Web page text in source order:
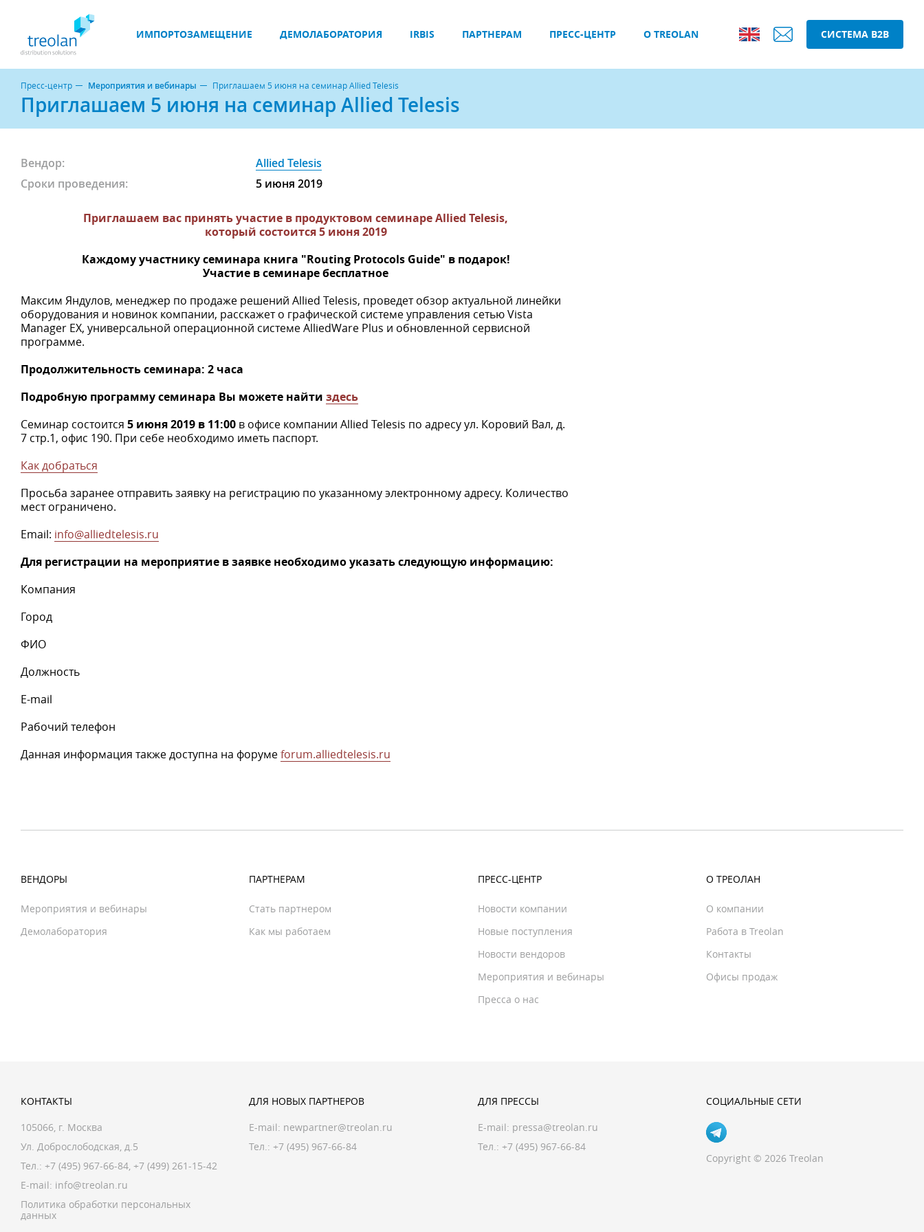
ИМПОРТОЗАМЕЩЕНИЕ ДЕМОЛАБОРАТОРИЯ IRBIS ПАРТНЕРАМ ПРЕСС-ЦЕНТР О TREOLAN СИСТЕМА B2B
Пресс-центр Мероприятия и вебинары Приглашаем 5 июня на семинар Allied Telesis
Приглашаем 5 июня на семинар Allied Telesis
Вендор:
Allied Telesis
Сроки проведения:
5 июня 2019
Приглашаем вас принять участие в продуктовом семинаре Allied Telesis,
который состоится 5 июня 2019
Каждому участнику семинара книга "Routing Protocols Guide" в подарок!
Участие в семинаре бесплатное
Максим Яндулов, менеджер по продаже решений Allied Telesis, проведет обзор актуальной линейки
оборудования и новинок компании, расскажет о графической системе управления сетью Vista
Manager EX, универсальной операционной системе AlliedWare Plus и обновленной сервисной
программе.
Продолжительность семинара: 2 часа
Подробную программу семинара Вы можете найти здесь
Семинар состоится 5 июня 2019 в 11:00 в офисе компании Allied Telesis по адресу ул. Коровий Вал, д.
7 стр.1, офис 190. При себе необходимо иметь паспорт.
Как добраться
Просьба заранее отправить заявку на регистрацию по указанному электронному адресу. Количество
мест ограничено.
Email: info@alliedtelesis.ru
Для регистрации на мероприятие в заявке необходимо указать следующую информацию:
Компания
Город
ФИО
Должность
E-mail
Рабочий телефон
Данная информация также доступна на форумеforum.alliedtelesis.ru
ВЕНДОРЫ
Мероприятия и вебинары
Демолаборатория
ПАРТНЕРАМ
Стать партнером
Как мы работаем
ПРЕСС-ЦЕНТР
Новости компании
Новые поступления
Новости вендоров
Мероприятия и вебинары
Пресса о нас
О ТРЕОЛАН
О компании
Работа в Treolan
Контакты
Офисы продаж
КОНТАКТЫ
105066, г. Москва
Ул. Доброслободская, д.5
Тел.: +7 (495) 967-66-84, +7 (499) 261-15-42
E-mail: info@treolan.ru
Политика обработки персональных
данных
ДЛЯ НОВЫХ ПАРТНЕРОВ
E-mail: newpartner@treolan.ru
Тел.: +7 (495) 967-66-84
ДЛЯ ПРЕССЫ
E-mail: pressa@treolan.ru
Тел.: +7 (495) 967-66-84
СОЦИАЛЬНЫЕ СЕТИ
Copyright © 2026 Treolan